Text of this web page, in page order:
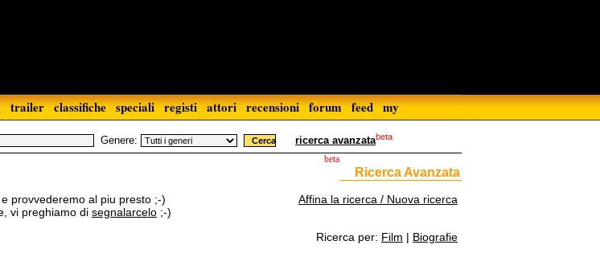
trailer classifiche speciali registi attori recensioni forum feed my
Genere: ricerca avanzatabeta
Ricerca Avanzata
beta
Affina la ricerca / Nuova ricerca
e provvederemo al piu presto ;-)
vi preghiamo di segnalarcelo ;-)
Ricerca per: Film | Biografie